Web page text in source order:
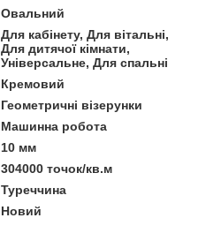
Овальний
Для кабінету, Для вітальні,
Для дитячої кімнати,
Універсальне, Для спальні
Кремовий
Геометричні візерунки
Машинна робота
10 мм
304000 точок/кв.м
Туреччина
Новий